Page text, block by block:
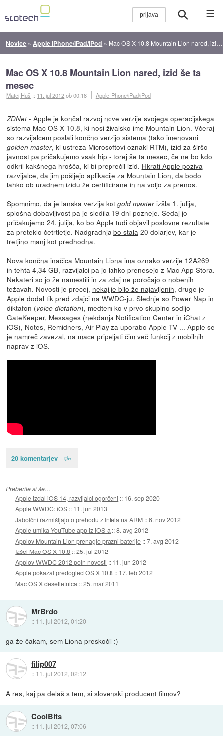
☰
Novice » Apple iPhone/iPad/iPod » Mac OS X 10.8 Mountain Lion nared, izid še ta mesec
Mac OS X 10.8 Mountain Lion nared, izid še ta
mesec
Matej Huš :: 11. jul 2012ob 00:18 Apple iPhone/iPad/iPod
ZDNet- Apple je končal razvoj nove verzije svojega operacijskega
sistema Mac OS X 10.8, ki nosi živalsko ime Mountain Lion. Včeraj
so razvijalcem poslali končno verzijo sistema (tako imenovani
golden master, ki ustreza Microsoftovi oznaki RTM), izid za širšo
javnost pa pričakujemo vsak hip - torej še ta mesec, če ne bo kdo
odkril kakšnega hrošča, ki bi preprečil izid. Hkrati Apple poziva
razvijalce, da jim pošljejo aplikacije za Mountain Lion, da bodo
lahko ob uradnem izidu že certificirane in na voljo za prenos.
Spomnimo, da je lanska verzija kot gold masterizšla 1. julija,
splošna dobavljivost pa je sledila 19 dni pozneje. Sedaj jo
pričakujemo 24. julija, ko bo Apple tudi objavil poslovne rezultate
za preteklo četrtletje. Nadgradnja bo stala 20 dolarjev, kar je
tretjino manj kot predhodna.
Nova končna inačica Mountain Liona ima oznako verzije 12A269
in tehta 4,34 GB, razvijalci pa jo lahko prenesejo z Mac App Stora.
Nekateri so jo že namestili in za zdaj ne poročajo o nobenih
težavah. Novosti je precej, nekaj je bilo že najavljenih, druge je
Apple dodal tik pred zdajci na WWDC-ju. Slednje so Power Nap in
diktafon (voice dictation), medtem ko v prvo skupino sodijo
GateKeeper, Messages (nekdanja Notification Center in iChat z
iOS), Notes, Remidners, Air Play za uporabo Apple TV ... Apple se
je namreč zavezal, na mace pripeljati čim več funkcij z mobilnih
naprav z iOS.
20 komentarjev
Preberite si še…
Apple izdal iOS 14, razvijalci ogorčeni :: 16. sep 2020
Apple WWDC: iOS :: 11. jun 2013
Jabolčni razmišljajo o prehodu z Intela na ARM ::6. nov 2012
Apple umika YouTube app iz iOS-a ::8. avg 2012
Applov Mountain Lion prenaglo prazni baterije ::7. avg 2012
Izšel Mac OS X 10.8 ::25. jul 2012
Applov WWDC 2012 poln novosti :: 11. jun 2012
Apple pokazal predogled OS X 10.8 :: 17. feb 2012
Mac OS X desetletnica ::25. mar 2011
MrBrdo
:: 11. jul 2012, 01:20
ga že čakam, sem Liona preskočil :)
filip007
:: 11. jul 2012, 02:12
A res, kaj pa delaš s tem, si slovenski producent filmov?
CoolBits
:: 11. jul 2012, 07:06